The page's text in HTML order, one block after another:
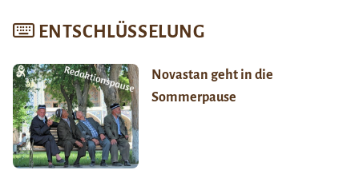
ENTSCHLÜSSELUNG
Novastan geht in die
Sommerpause